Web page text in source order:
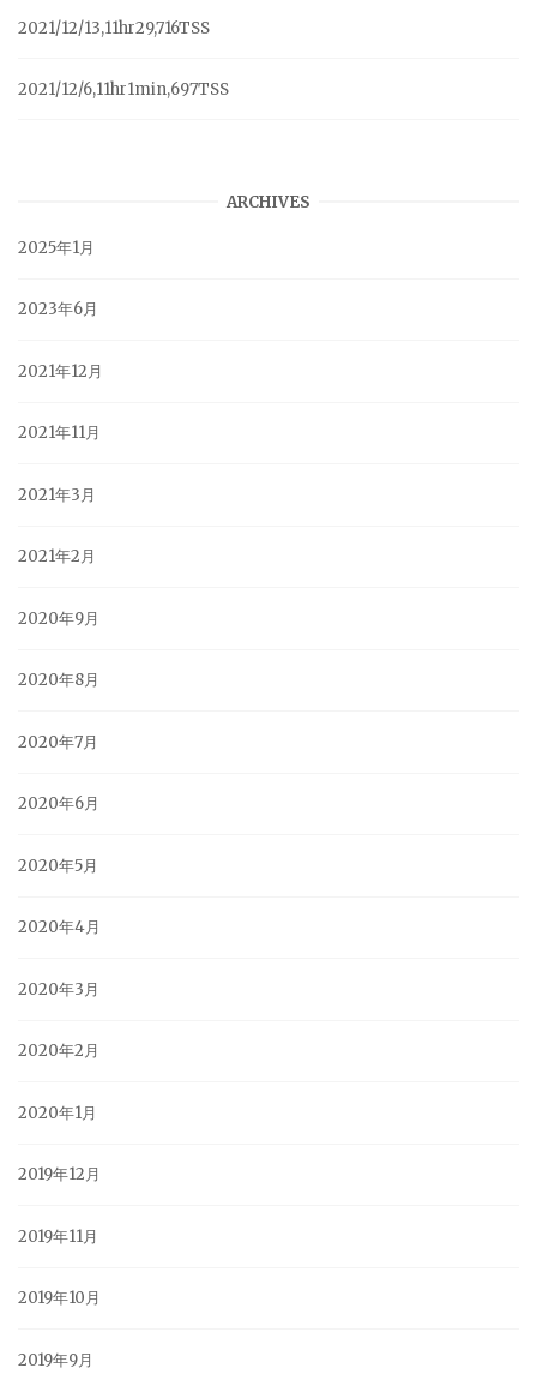
2021/12/13,11hr29,716TSS
2021/12/6,11hr1min,697TSS
ARCHIVES
2025年1月
2023年6月
2021年12月
2021年11月
2021年3月
2021年2月
2020年9月
2020年8月
2020年7月
2020年6月
2020年5月
2020年4月
2020年3月
2020年2月
2020年1月
2019年12月
2019年11月
2019年10月
2019年9月